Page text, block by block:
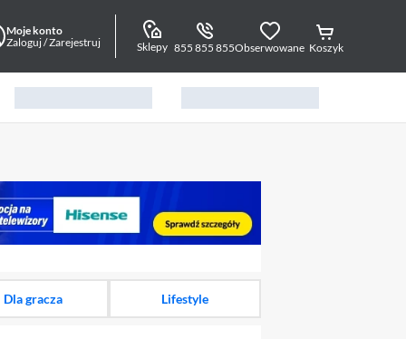
Moje konto
Zaloguj / Zarejestruj
Sklepy 855 855 855Obserwowane Koszyk
element 1 z 11
Dla gracza Lifestyle